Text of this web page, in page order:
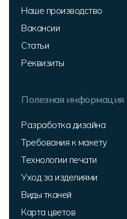
Наше производство
Вакансии
Статьи
Реквизиты
Полезная информация
Разработка дизайна
Требования к макету
Технологии печати
Уход за изделиями
Виды тканей
Карта цветов